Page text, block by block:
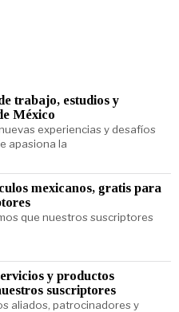
trabajo, estudios y
México
experiencias y desafíos
apasiona la
mexicanos, gratis para
que nuestros suscriptores
y productos
suscriptores
aliados, patrocinadores y